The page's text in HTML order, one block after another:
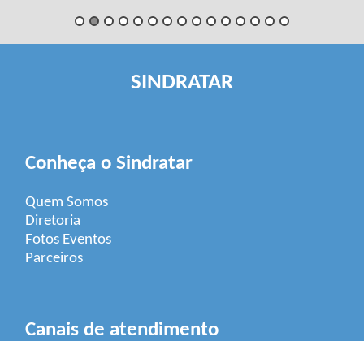
SINDRATAR
Conheça o Sindratar
Quem Somos
Diretoria
Fotos Eventos
Parceiros
Canais de atendimento